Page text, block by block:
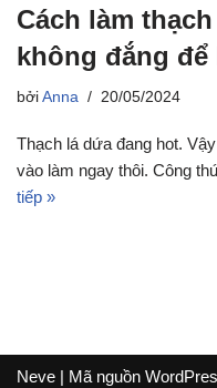
Cách làm
không đắng
bởi Anna 20/05/2024
Thạch lá dứa đang hot.
vào làm ngay thôi. Công
tiếp »
Neve | Mã nguồn